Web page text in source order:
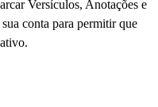
Versículos, Anotações e
conta para permitir que